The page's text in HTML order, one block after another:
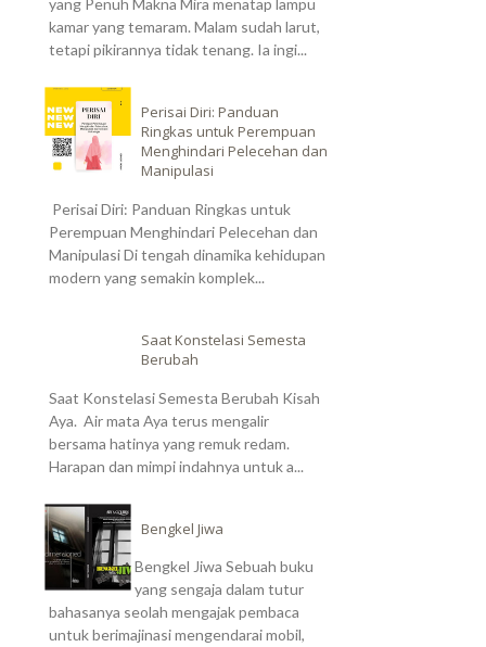
yang Penuh Makna Mira menatap lampu
kamar yang temaram. Malam sudah larut,
tetapi pikirannya tidak tenang. Ia ingi...
Perisai Diri: Panduan
Ringkas untuk Perempuan
Menghindari Pelecehan dan
Manipulasi
Perisai Diri: Panduan Ringkas untuk
Perempuan Menghindari Pelecehan dan
Manipulasi Di tengah dinamika kehidupan
modern yang semakin komplek...
Saat Konstelasi Semesta
Berubah
Saat Konstelasi Semesta Berubah Kisah
Aya. Air mata Aya terus mengalir
bersama hatinya yang remuk redam.
Harapan dan mimpi indahnya untuk a...
Bengkel Jiwa
Bengkel Jiwa Sebuah buku
yang sengaja dalam tutur
bahasanya seolah mengajak pembaca
untuk berimajinasi mengendarai mobil,